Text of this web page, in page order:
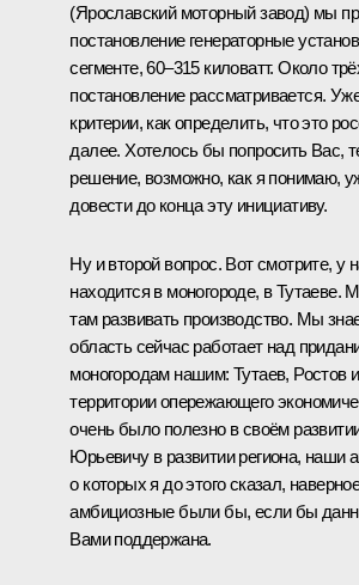
(Ярославский моторный завод) мы
постановление генераторные
сегменте, 60–315 киловатт. Около
постановление рассматривается.
критерии, как определить, что это
далее. Хотелось бы попросить Вас,
решение, возможно, как я понимаю,
довести до конца эту инициативу.
Ну и второй вопрос. Вот смотрите, у
находится в моногороде, в
там развивать производство. Мы
область сейчас работает над
моногородам нашим: Тутаев, Ростов
территории опережающего
очень было полезно в своём
Юрьевичу в развитии региона, наши
о которых я до этого сказал,
амбициозные были бы, если бы
Вами поддержана.